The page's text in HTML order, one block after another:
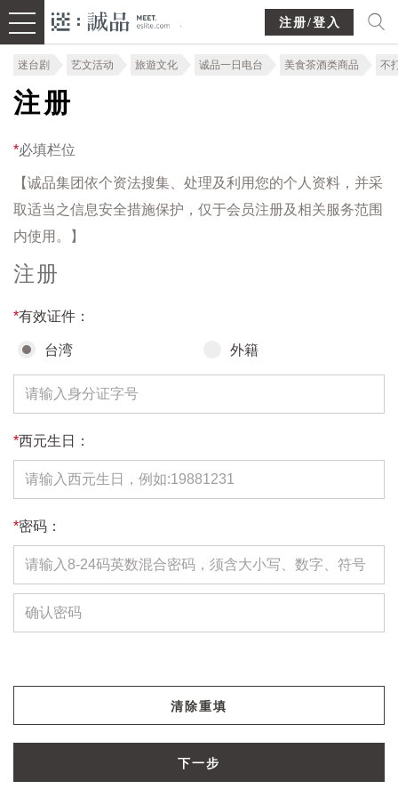
注册/登入
迷台剧 艺文活动 旅遊文化 诚品一日电台 美食茶酒类商品 不
注册
*必填栏位
【诚品集团依个资法搜集、处理及利用您的个人资料，并采
取适当之信息安全措施保护，仅于会员注册及相关服务范围
内使用。】
注册
*有效证件：
台湾 外籍
*西元生日：
*密码：